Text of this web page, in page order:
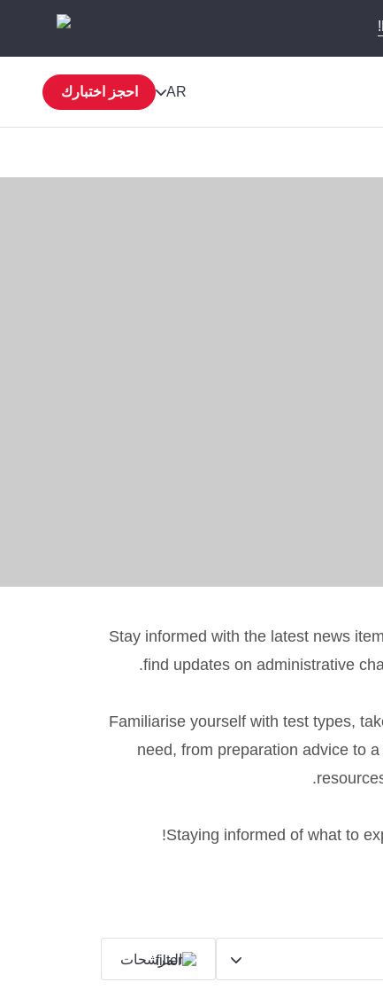
AR احجز اختبارك
Stay informed with the latest news
find updates on administrative
Familiarise yourself with test types,
need, from preparation advice to
Staying informed of what to
المرشحات